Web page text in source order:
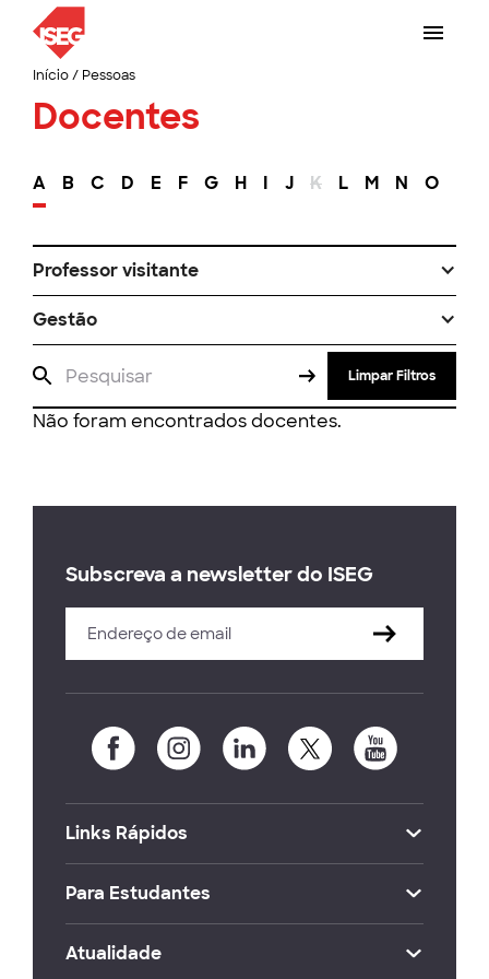
Início/ Pessoas
Docentes
A B C D E F G H I J K L M N O
Professor visitante
Gestão
Limpar Filtros
Não foram encontrados docentes.
Subscreva a newsletter do ISEG
Links Rápidos
Para Estudantes
Atualidade